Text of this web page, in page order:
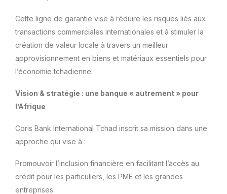
Cette ligne de garantie vise à réduire les risques liés aux
transactions commerciales internationales et à stimuler la
création de valeur locale à travers un meilleur
approvisionnement en biens et matériaux essentiels pour
l’économie tchadienne.
Vision & stratégie : une banque « autrement » pour
l’Afrique
Coris Bank International Tchad inscrit sa mission dans une
approche qui vise à :
Promouvoir l’inclusion financière en facilitant l’accès au
crédit pour les particuliers, les PME et les grandes
entreprises.